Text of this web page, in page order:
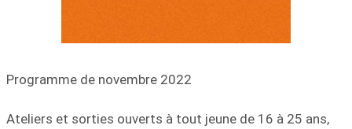
Programme de novembre 2022
Ateliers et sorties ouverts à tout jeune de 16 à 25 ans,